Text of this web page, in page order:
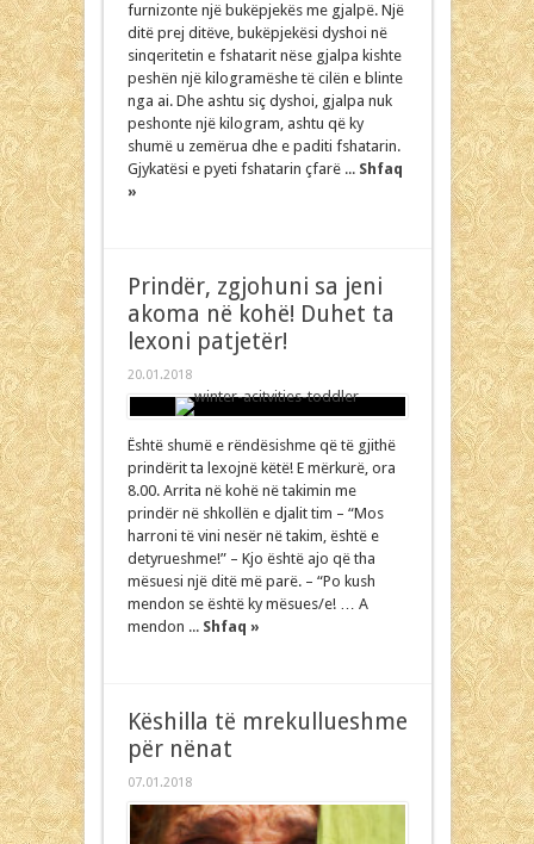
furnizonte një bukëpjekës me gjalpë. Një
ditë prej ditëve, bukëpjekësi dyshoi në
sinqeritetin e fshatarit nëse gjalpa kishte
peshën një kilogramëshe të cilën e blinte
nga ai. Dhe ashtu siç dyshoi, gjalpa nuk
peshonte një kilogram, ashtu që ky
shumë u zemërua dhe e paditi fshatarin.
Gjykatësi e pyeti fshatarin çfarë ... Shfaq
»
Prindër, zgjohuni sa jeni
akoma në kohë! Duhet ta
lexoni patjetër!
20.01.2018
Është shumë e rëndësishme që të gjithë
prindërit ta lexojnë këtë! E mërkurë, ora
8.00. Arrita në kohë në takimin me
prindër në shkollën e djalit tim – “Mos
harroni të vini nesër në takim, është e
detyrueshme!” – Kjo është ajo që tha
mësuesi një ditë më parë. – “Po kush
mendon se është ky mësues/e! … A
mendon ... Shfaq »
Këshilla të mrekullueshme
për nënat
07.01.2018